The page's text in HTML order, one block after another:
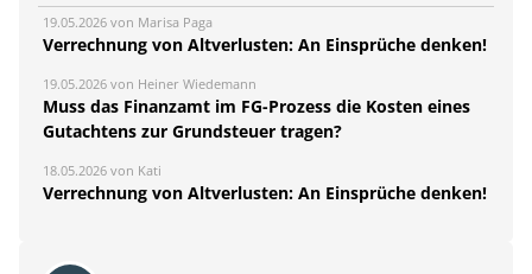
19.05.2026 von Marisa Paga
Verrechnung von Altverlusten: An Einsprüche denken!
19.05.2026 von Heiner Wiedemann
Muss das Finanzamt im FG-Prozess die Kosten eines
Gutachtens zur Grundsteuer tragen?
18.05.2026 von Kati
Verrechnung von Altverlusten: An Einsprüche denken!